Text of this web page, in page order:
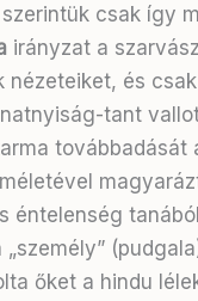
csak így
irányzat a
és
tant
továbbadását
éntelenség
őket a hindu